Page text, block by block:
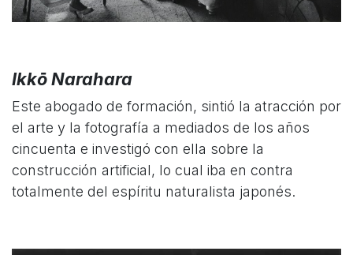
Ikkō Narahara
Este abogado de formación, sintió la atracción por
el arte y la fotografía a mediados de los años
cincuenta e investigó con ella sobre la
construcción artificial, lo cual iba en contra
totalmente del espíritu naturalista japonés.